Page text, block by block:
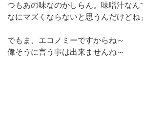
つもあの味なのかしらん。味噌汁なん
なにマズくならないと思うんだけどね
でもま、エコノミーですからね～
偉そうに言う事は出来ませんね～